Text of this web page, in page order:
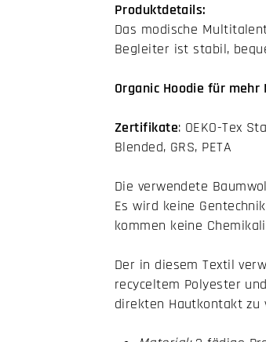
Produktdetails:
Das modische
Begleiter ist stabil,
Organic Hoodie für
Zertifikate: OEKO-Tex
Blended, GRS, PETA
Die verwendete
Es wird keine
kommen keine
Der in diesem Textil
recyceltem Polyester
direkten Hautkontakt zu